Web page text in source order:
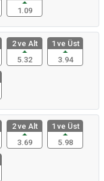
1.09
2 ve Alt
5.32
1 ve Üst
3.94
2 ve Alt
3.69
1 ve Üst
5.98